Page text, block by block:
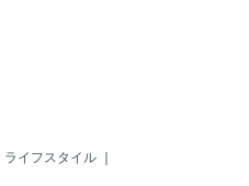
ライフスタイル ｜